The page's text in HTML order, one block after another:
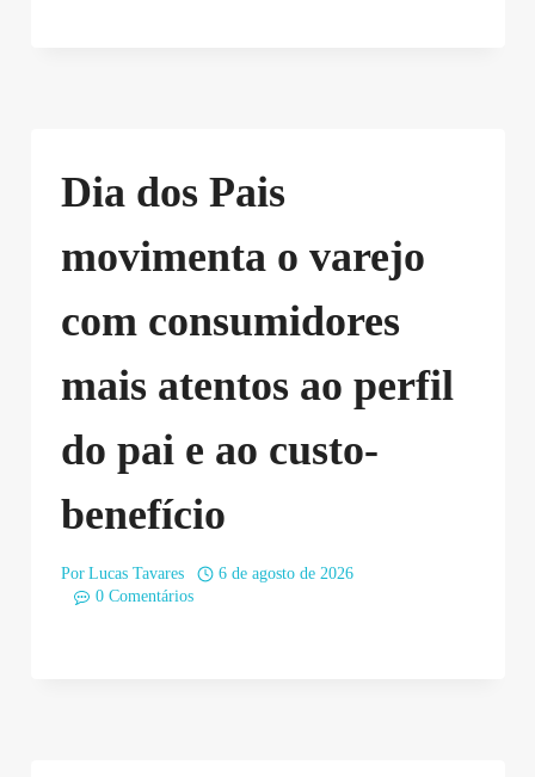
Dia dos Pais
movimenta o varejo
com consumidores
mais atentos ao perfil
do pai e ao custo-
benefício
Por Lucas Tavares
6 de agosto de 2026
0 Comentários